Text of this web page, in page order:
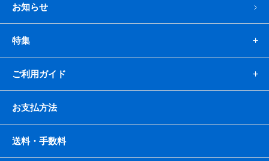
お知らせ
特集
ご利用ガイド
お支払方法
送料・手数料